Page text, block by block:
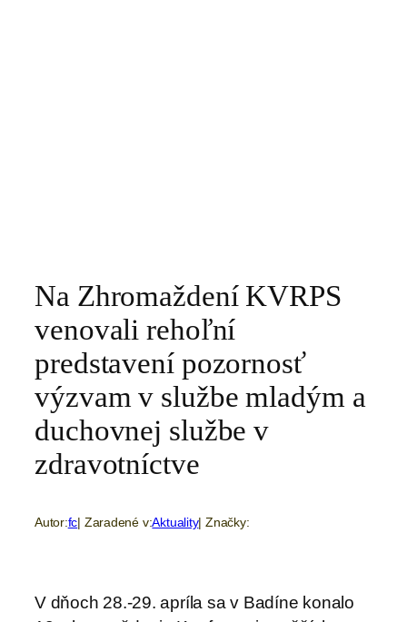
Na Zhromaždení KVRPS
venovali rehoľní
predstavení pozornosť
výzvam v službe mladým a
duchovnej službe v
zdravotníctve
Autor:fc| Zaradené v:Aktuality| Značky:
V dňoch 28.-29. apríla sa v Badíne konalo